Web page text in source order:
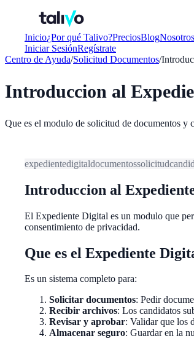
Inicio¿Por qué Talivo?PreciosBlogNosotros
Iniciar SesiónRegístrate
Centro de Ayuda/Solicitud Documentos/
Introduccion al
Que es el modulo de solicitud de documentos y
expedientedigitaldocumentossolicitud
Introduccion al
El Expediente Digital es un modulo que
consentimiento de privacidad.
Que es el Expediente
Es un sistema completo para:
Solicitar documentos: Pedir
Recibir archivos: Los candidatos
Revisar y aprobar: Validar que los
Almacenar seguro: Guardar en la